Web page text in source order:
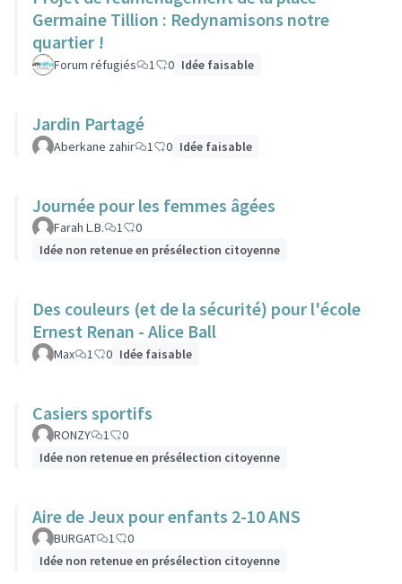
Germaine Tillion : Redynamisons notre
quartier !
Forum réfugiés 1 0 Idée faisable
Jardin Partagé
Aberkane zahir 1 0 Idée faisable
Journée pour les femmes âgées
Farah L.B. 1
0
Idée non retenue en présélection citoyenne
Des couleurs (et de la sécurité) pour l'école
Ernest Renan - Alice Ball
Max 1 0 Idée faisable
Casiers sportifs
RONZY 1
0
Idée non retenue en présélection citoyenne
Aire de Jeux pour enfants 2-10 ANS
BURGAT 1
0
Idée non retenue en présélection citoyenne